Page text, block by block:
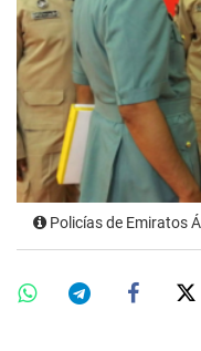
Policías de Emiratos